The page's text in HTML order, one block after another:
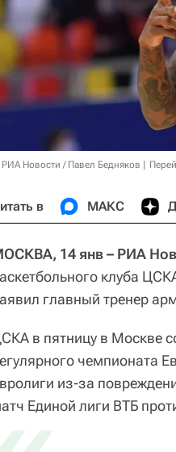
Новости / Павел Бедняков
в МАКС
14 янв – РИА
клуба
главный тренер
в пятницу в Москве
чемпионата
из-за
Единой лиги ВТБ